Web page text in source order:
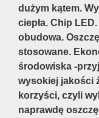
dużym kątem.
ciepła. Chip
obudowa.
stosowane.
środowiska -
wysokiej jakości
korzyści, czyli
naprawdę